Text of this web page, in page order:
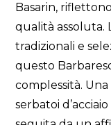
Basarin,
qualità assoluta.
tradizionali e
questo
complessità.
serbatoi